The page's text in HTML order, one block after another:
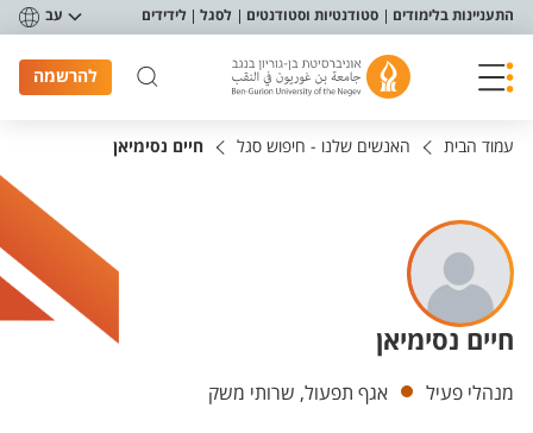
תפריט נגישות
התעניינות בלימודים סטודנטיות וסטודנטים לסגל לידידים עב
להרשמה
עמוד הבית האנשים שלנו - חיפוש סגל חיים נסימיאן
חיים נסימיאן
יחידות
מנהלי פעיל אגף תפעול, שרותי משק